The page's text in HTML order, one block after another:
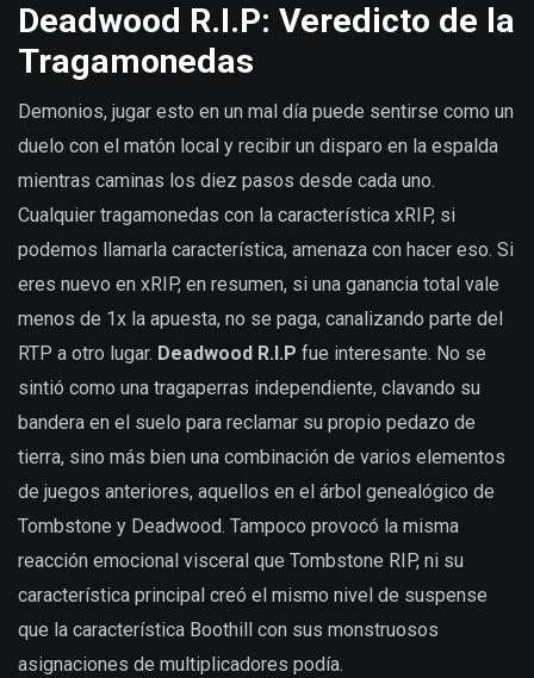
Deadwood R.I.P: Veredicto de la
Tragamonedas
Demonios, jugar esto en un mal día puede sentirse como un
duelo con el matón local y recibir un disparo en la espalda
mientras caminas los diez pasos desde cada uno.
Cualquier tragamonedas con la característica xRIP, si
podemos llamarla característica, amenaza con hacer eso. Si
eres nuevo en xRIP, en resumen, si una ganancia total vale
menos de 1x la apuesta, no se paga, canalizando parte del
RTP a otro lugar. Deadwood R.I.P fue interesante. No se
sintió como una tragaperras independiente, clavando su
bandera en el suelo para reclamar su propio pedazo de
tierra, sino más bien una combinación de varios elementos
de juegos anteriores, aquellos en el árbol genealógico de
Tombstone y Deadwood. Tampoco provocó la misma
reacción emocional visceral que Tombstone RIP, ni su
característica principal creó el mismo nivel de suspense
que la característica Boothill con sus monstruosos
asignaciones de multiplicadores podía.